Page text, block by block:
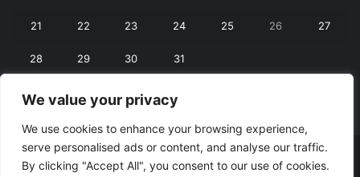
We value your privacy
We use cookies to enhance your browsing experience,
serve personalised ads or content, and analyse our traffic.
By clicking "Accept All", you consent to our use of cookies.
21 22 23 24 25 26 27
28 29 30 31
« iun. aug. »
© Copyright 2026, All Rights Reserved | RexNet